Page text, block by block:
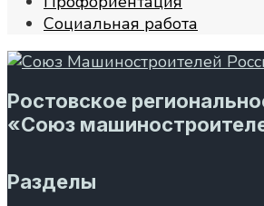
Социальная работа
Ростовское
«Союз
Разделы